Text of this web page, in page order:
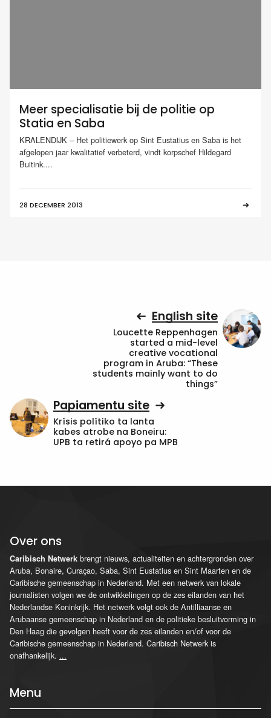
Meer specialisatie bij de politie op
Statia en Saba
KRALENDIJK – Het politiewerk op Sint Eustatius en Saba is het
afgelopen jaar kwalitatief verbeterd, vindt korpschef Hildegard
Buitink....
28 DECEMBER 2013
English site
Loucette Reppenhagen
started a mid-level
creative vocational
program in Aruba: “These
students mainly want to do
things”
Papiamentu site
Krísis polítiko ta lanta
kabes atrobe na Boneiru:
UPB ta retirá apoyo pa MPB
Over ons
Caribisch Netwerk brengt nieuws, actualiteiten en achtergronden over
Aruba, Bonaire, Curaçao, Saba, Sint Eustatius en Sint Maarten en de
Caribische gemeenschap in Nederland. Met een netwerk van lokale
journalisten volgen we de ontwikkelingen op de zes eilanden van het
Nederlandse Koninkrijk. Het netwerk volgt ook de Antilliaanse en
Arubaanse gemeenschap in Nederland en de politieke besluitvorming in
Den Haag die gevolgen heeft voor de zes eilanden en/of voor de
Caribische gemeenschap in Nederland. Caribisch Netwerk is
onafhankelijk. ...
Menu